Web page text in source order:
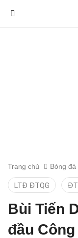
Trang chủ Bóng đá
LTĐ ĐTQG
Bùi Tiến
đầu